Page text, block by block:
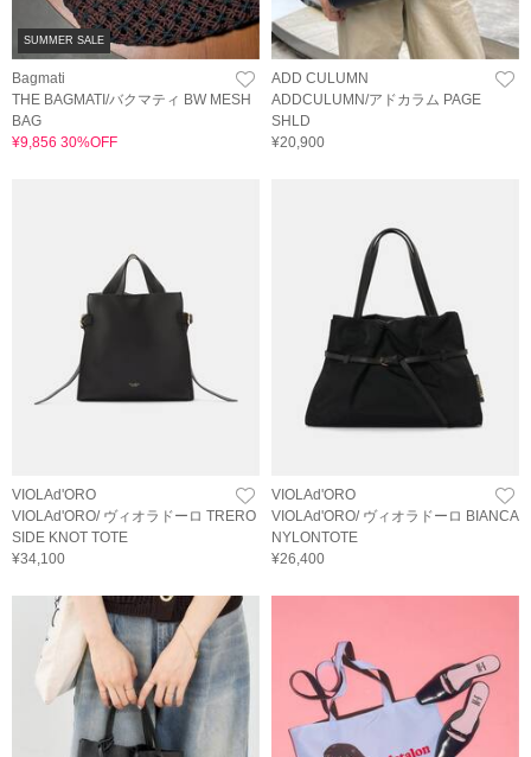
SUMMER SALE
Bagmati
THE BAGMATI/バクマティ BW MESH
BAG
¥9,856 30%OFF
ADD CULUMN
ADDCULUMN/アドカラム PAGE
SHLD
¥20,900
VIOLAd'ORO
VIOLAd'ORO/ ヴィオラドーロ TRERO
SIDE KNOT TOTE
¥34,100
VIOLAd'ORO
VIOLAd'ORO/ ヴィオラドーロ BIANCA
NYLONTOTE
¥26,400